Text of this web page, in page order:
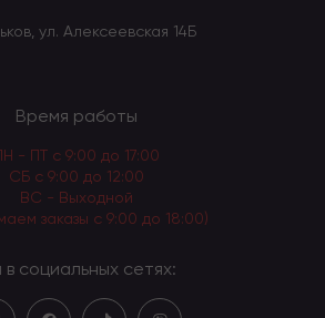
ул. Алексеевская 14Б
Время работы
- ПТ с 9:00 до 17:00
СБ с 9:00 до 12:00
ВС - Выходной
заказы с 9:00 до 18:00)
социальных сетях: